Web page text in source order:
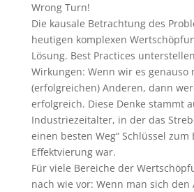
Wrong Turn!
Die kausale Betrachtung des
heutigen komplexen
Lösung. Best Practices
Wirkungen: Wenn wir es genauso
(erfolgreichen) Anderen, dann
erfolgreich. Diese Denke stammt
Industriezeitalter, in der das
einen besten Weg“ Schlüssel zum
Effektvierung war.
Für viele Bereiche der
nach wie vor: Wenn man sich